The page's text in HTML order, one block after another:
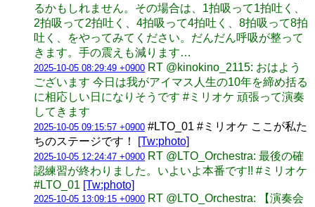
るかもしれません。その場合は、1拍吸って1拍吐く、
2拍吸って2拍吐く、4拍吸って4拍吐く、8拍吸って8拍
吐く、をやってみてください。だんだん呼吸が整って
きます。手の震えも減ります…
2025-10-05 08:29:49 +0900 RT @kinokino_2115: おはよう
ございます 今日は我がアイマス人生の10年を締め括る
に相応しい日になりそうです #ミリオケ 頑張って演奏
してきます
2025-10-05 09:15:57 +0900 #LTO_01 #ミリオケ ここが私た
ちのステージです！
[Tw:photo]
2025-10-05 12:24:47 +0900 RT @LTO_Orchestra: 最後の確
認練習が終わりました。いよいよ本番です!! #ミリオケ
#LTO_01 [Tw:photo]
2025-10-05 13:09:15 +0900 RT @LTO_Orchestra: 【演奏会